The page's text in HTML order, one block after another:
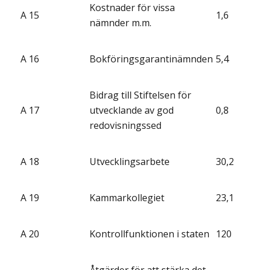
A 15
Kostnader för vissa
nämnder m.m.
1,6
A 16 Bokföringsgarantinämnden 5,4
A 17
Bidrag till Stiftelsen för
utvecklande av god
redovisningssed
0,8
A 18 Utvecklingsarbete 30,2
A 19 Kammarkollegiet 23,1
A 20 Kontrollfunktionen i staten 120